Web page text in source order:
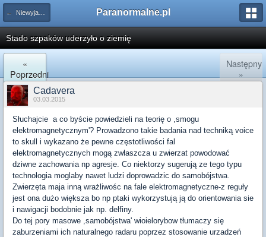
← Niewyjaśnione Zjawiska Paranormalne.pl
Stado szpaków uderzyło o ziemię
«
Poprzedni
Następny
»
Cadavera
03.03.2015
Słuchajcie a co byście powiedzieli na teorię o ,smogu
elektromagnetycznym'? Prowadzono takie badania nad techniką voice
to skull i wykazano że pewne częstotliwości fal
elektromagnetycznych mogą zwłaszcza u zwierzat powodować
dziwne zachowania np agresje. Co niektorzy sugerują ze tego typu
technologia moglaby nawet ludzi doprowadzic do samobójstwa.
Zwierzęta maja inną wrażliwośc na fale elektromagnetyczne-z reguły
jest ona dużo większa bo np ptaki wykorzystują ją do orientowania sie
i nawigacji bodobnie jak np. delfiny.
Do tej pory masowe ,samobójstwa' wioielorybow tłumaczy się
zaburzeniami ich naturalnego radaru poprzez stosowanie urzadzeń